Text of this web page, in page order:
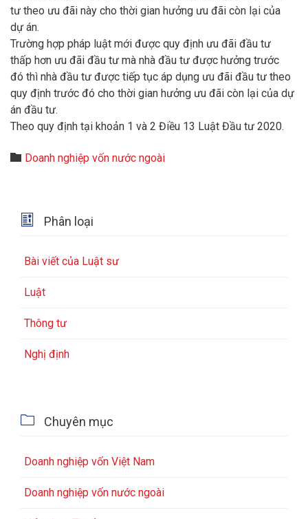
tư theo ưu đãi này cho thời gian hưởng ưu đãi còn lại của
dự án.
Trường hợp pháp luật mới được quy định ưu đãi đầu tư
thấp hơn ưu đãi đầu tư mà nhà đầu tư được hưởng trước
đó thì nhà đầu tư được tiếp tục áp dụng ưu đãi đầu tư theo
quy định trước đó cho thời gian hưởng ưu đãi còn lại của dự
án đầu tư.
Theo quy định tại khoản 1 và 2 Điều 13 Luật Đầu tư 2020.
 Category
Doanh nghiệp vốn nước ngoài
 Phân loại
Bài viết của Luật sư
Luật
Thông tư
Nghị định
 Chuyên mục
Doanh nghiệp vốn Việt Nam
Doanh nghiệp vốn nước ngoài